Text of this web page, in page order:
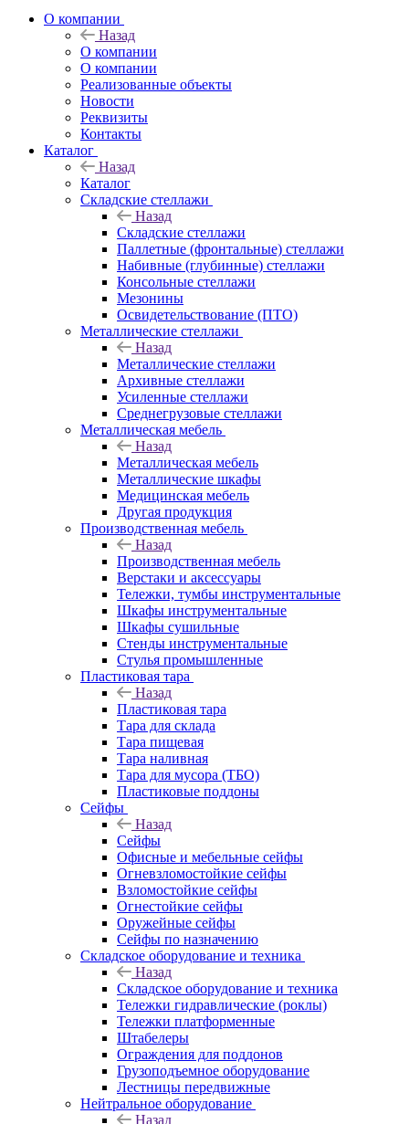
О компании
Назад
О компании
О компании
Реализованные объекты
Новости
Реквизиты
Контакты
Каталог
Назад
Каталог
Складские стеллажи
Назад
Складские стеллажи
Паллетные (фронтальные) стеллажи
Набивные (глубинные) стеллажи
Консольные стеллажи
Мезонины
Освидетельствование (ПТО)
Металлические стеллажи
Назад
Металлические стеллажи
Архивные стеллажи
Усиленные стеллажи
Среднегрузовые стеллажи
Металлическая мебель
Назад
Металлическая мебель
Металлические шкафы
Медицинская мебель
Другая продукция
Производственная мебель
Назад
Производственная мебель
Верстаки и аксессуары
Тележки, тумбы инструментальные
Шкафы инструментальные
Шкафы сушильные
Стенды инструментальные
Cтулья промышленные
Пластиковая тара
Назад
Пластиковая тара
Тара для склада
Тара пищевая
Тара наливная
Тара для мусора (ТБО)
Пластиковые поддоны
Сейфы
Назад
Сейфы
Офисные и мебельные сейфы
Огневзломостойкие сейфы
Взломостойкие сейфы
Огнестойкие сейфы
Оружейные сейфы
Сейфы по назначению
Складское оборудование и техника
Назад
Складское оборудование и техника
Тележки гидравлические (роклы)
Тележки платформенные
Штабелеры
Ограждения для поддонов
Грузоподъемное оборудование
Лестницы передвижные
Нейтральное оборудование
Назад